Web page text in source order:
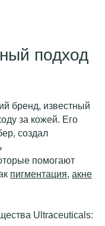
подход
бренд, известный
за кожей. Его
создал
помогают
пигментация, акне
Ultraceuticals: